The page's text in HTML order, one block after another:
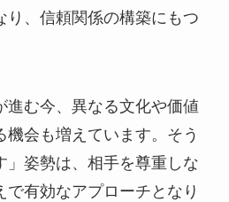
り、信頼関係の構築にもつ
進む今、異なる文化や価値
会も増えています。そう
」姿勢は、相手を尊重しな
で有効なアプローチとなり